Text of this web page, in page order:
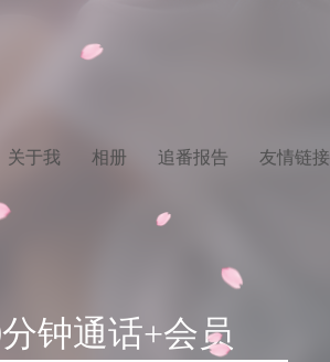
关于我 相册 追番报告 友情链接
钟通话+会员